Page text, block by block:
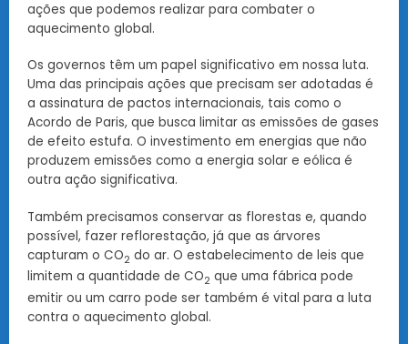
ações que podemos realizar para combater o
aquecimento global.
Os governos têm um papel significativo em nossa luta.
Uma das principais ações que precisam ser adotadas é
a assinatura de pactos internacionais, tais como o
Acordo de Paris, que busca limitar as emissões de gases
de efeito estufa. O investimento em energias que não
produzem emissões como a energia solar e eólica é
outra ação significativa.
Também precisamos conservar as florestas e, quando
possível, fazer reflorestação, já que as árvores
capturam o CO2 do ar. O estabelecimento de leis que
limitem a quantidade de CO2 que uma fábrica pode
emitir ou um carro pode ser também é vital para a luta
contra o aquecimento global.